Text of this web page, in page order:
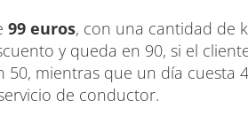
99 euros, con una cantidad de
y queda en 90, si el
50, mientras que un día cuesta
de conductor.